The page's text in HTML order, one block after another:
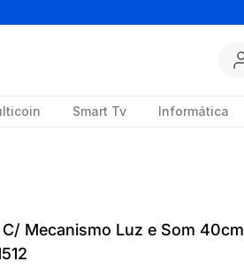
Smart Tv Informática
C/ Mecanismo Luz e Som 40cm